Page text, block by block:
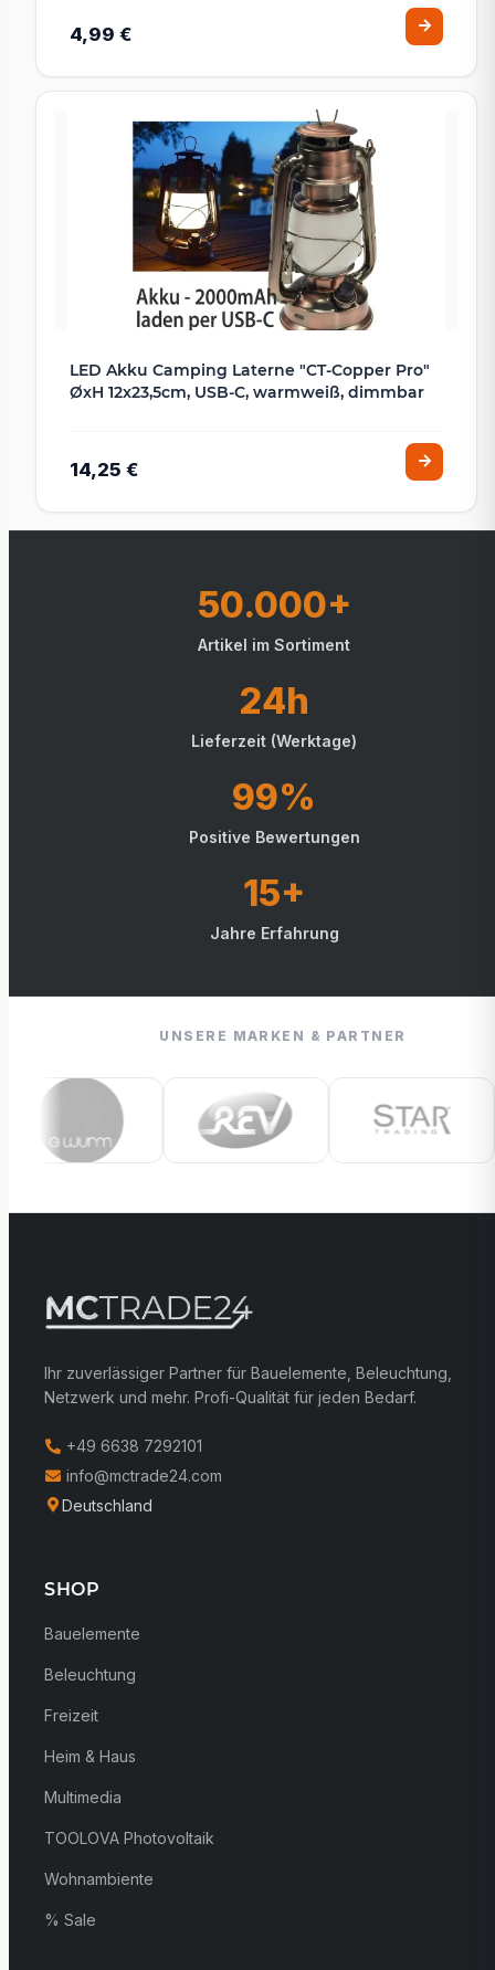
4,99 €
LED Akku Camping Laterne "CT-Copper Pro"
ØxH 12x23,5cm, USB-C, warmweiß, dimmbar
14,25 €
50.000+
Artikel im Sortiment
24h
Lieferzeit (Werktage)
99%
Positive Bewertungen
15+
Jahre Erfahrung
UNSERE MARKEN & PARTNER
Ihr zuverlässiger Partner für Bauelemente, Beleuchtung,
Netzwerk und mehr. Profi-Qualität für jeden Bedarf.
+49 6638 7292101
info@mctrade24.com
Deutschland
SHOP
Bauelemente
Beleuchtung
Freizeit
Heim & Haus
Multimedia
TOOLOVA Photovoltaik
Wohnambiente
% Sale